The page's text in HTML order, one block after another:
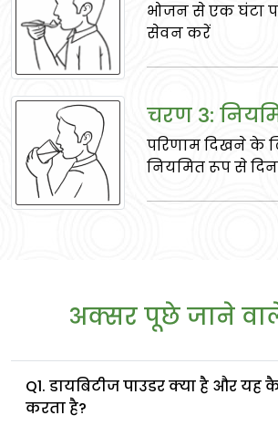
चिरायता
जिगर के स्वास्थ्य का समर्थन करती
संभालती है, और कीड़े के साथ कार्य
पनीर-डोडी
गुर्दे के स्वास्थ्य का समर्थन करता है,
भोजन से एक घंटा
सेवन करें
चरण 3:
परिणाम दिखने के
नियमित रूप से दिन
अक्सर पूछे जाने
Q1. डायबिटीज पाउडर क्या है और
करता है?